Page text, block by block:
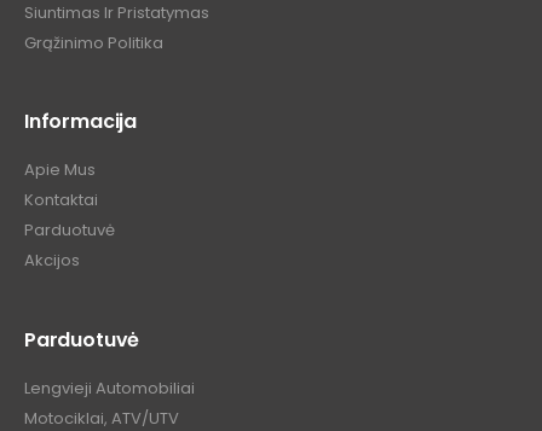
Siuntimas Ir Pristatymas
Grąžinimo Politika
Informacija
Apie Mus
Kontaktai
Parduotuvė
Akcijos
Parduotuvė
Lengvieji Automobiliai
Motociklai, ATV/UTV